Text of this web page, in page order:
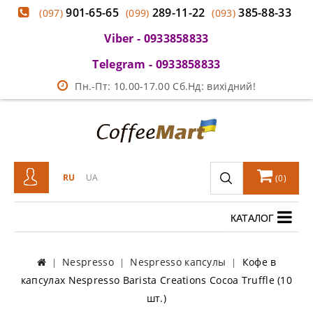
(097)901-65-65 (099) 289-11-22 (093)385-88-33
Viber - 0933858833
Telegram - 0933858833
Пн.-Пт: 10.00-17.00 Сб.Нд: вихідний!
RU UA (0)
КАТАЛОГ
Nespresso Nespresso капсулы
Кофе в
капсулах Nespresso Barista Creations Cocoa Truffle (10
шт.)